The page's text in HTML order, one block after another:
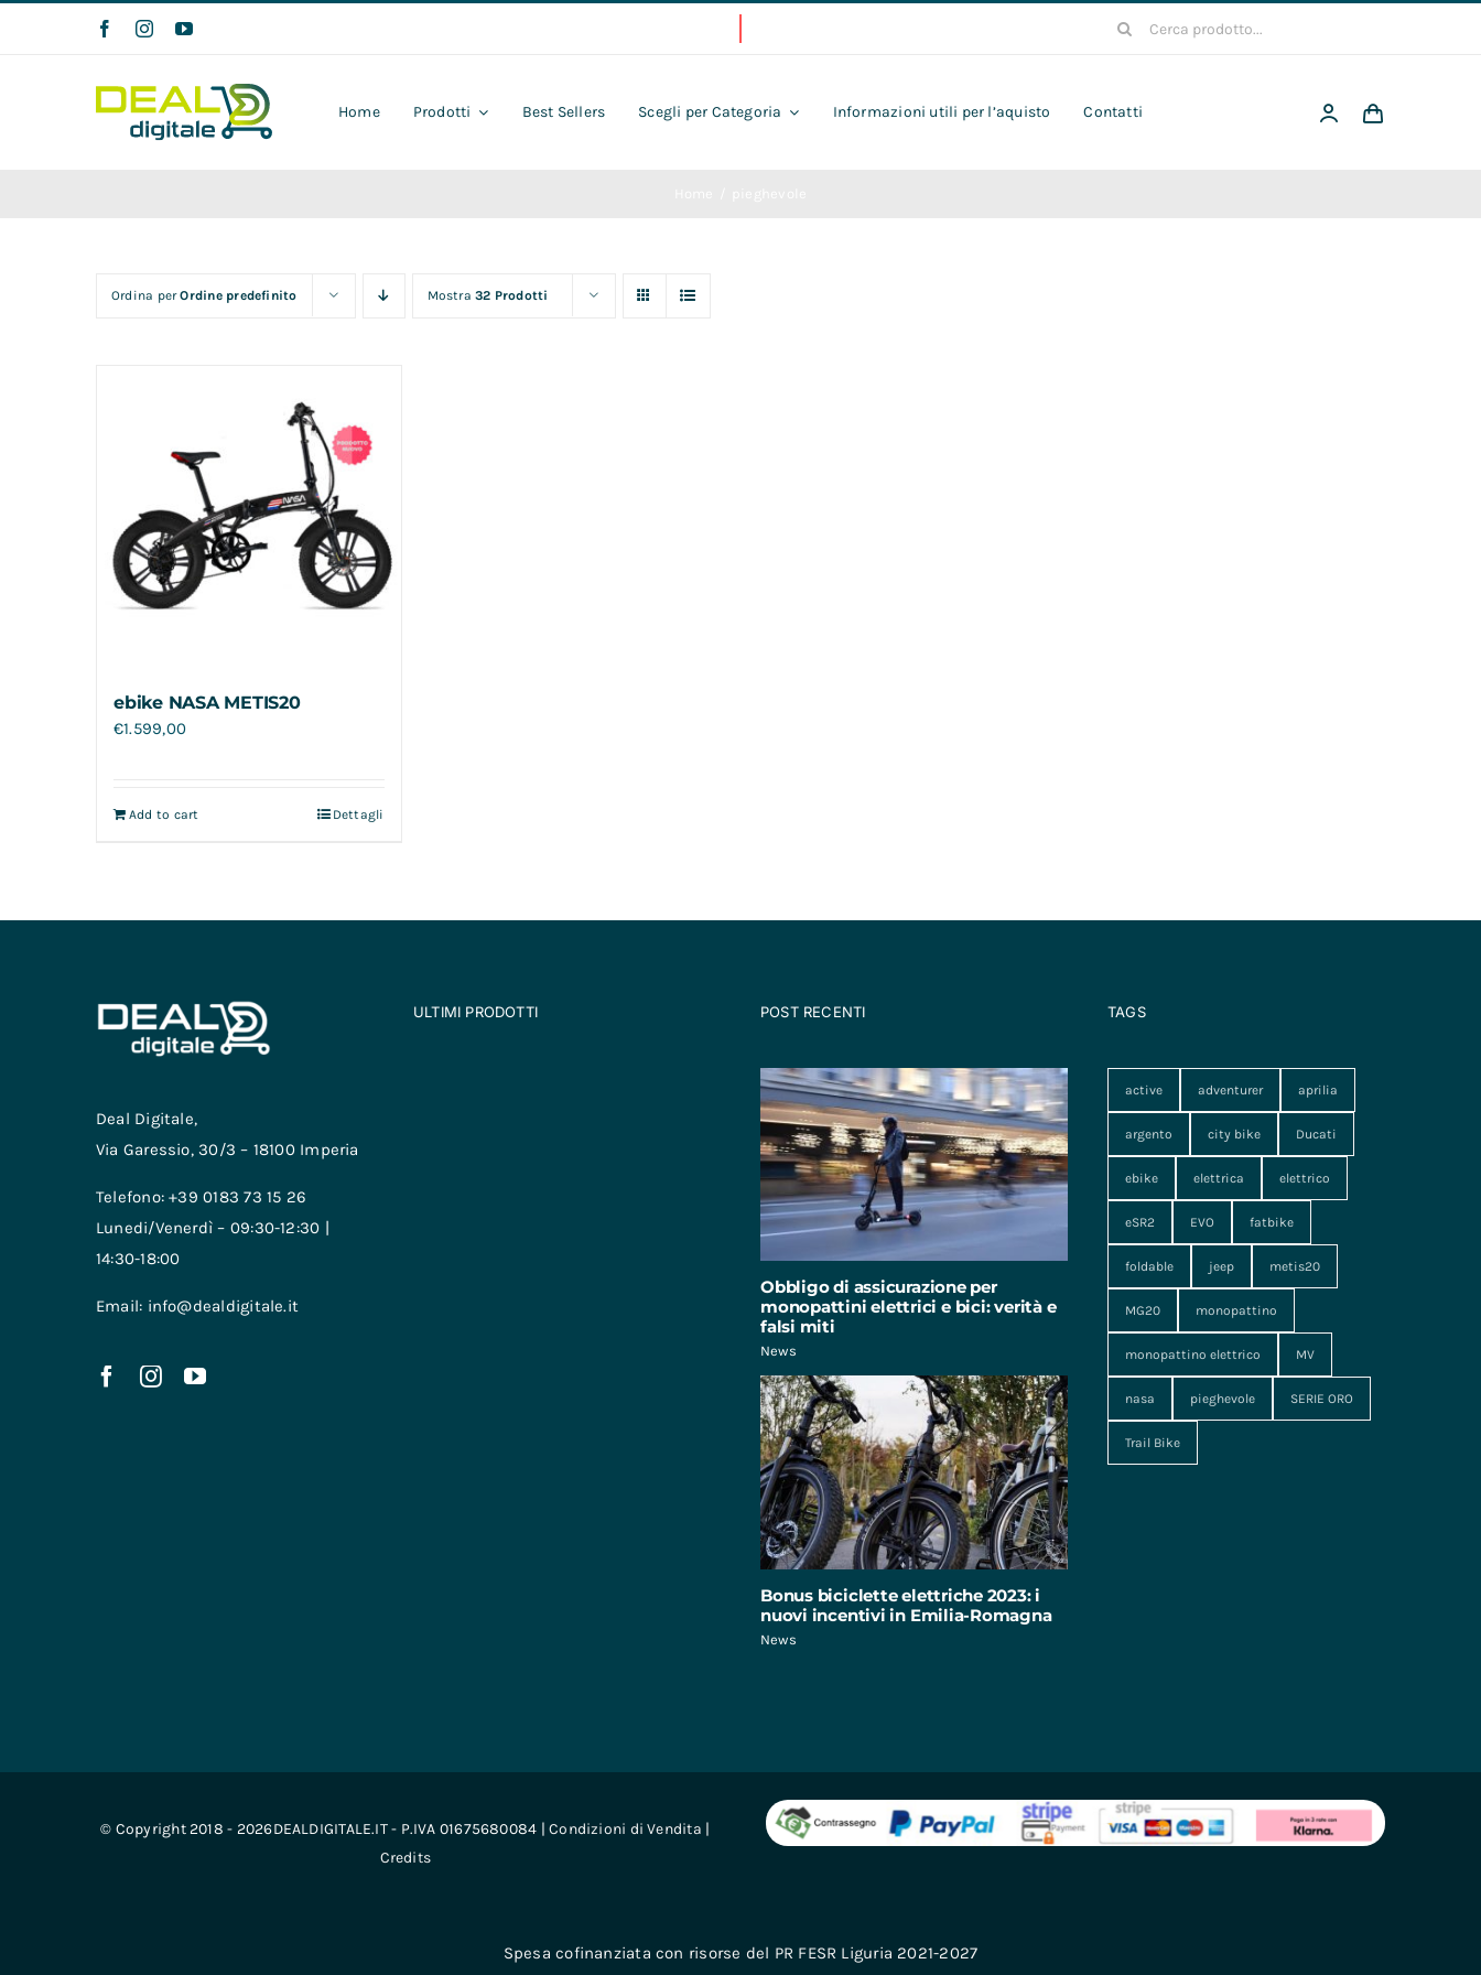
Cerca
Home Prodotti Best Sellers Scegli per Categoria Informazioni utili per l’aquisto Contatti
Ordina perOrdine predefinito Mostra32 Prodotti
ebike NASA METIS20
€1.599,00
Add to cart Dettagli
Deal Digitale,
Via Garessio, 30/3 – 18100 Imperia
Telefono: +39 0183 73 15 26
Lunedi/Venerdì – 09:30-12:30 |
14:30-18:00
Email: info@dealdigitale.it
ULTIMI PRODOTTI POST RECENTI
Obbligo di assicurazione per
monopattini elettrici e bici: verità e
falsi miti
News
Bonus biciclette elettriche 2023: i
nuovi incentivi in Emilia-Romagna
News
TAGS
active adventurer aprilia
argento city bike Ducati
ebike elettrica elettrico
eSR2 EVO fatbike
foldable jeep metis20
MG20 monopattino
monopattino elettrico MV
nasa pieghevole SERIE ORO
Trail Bike
© Copyright 2018 - 2026DEALDIGITALE.IT - P.IVA 01675680084 |Condizioni di Vendita |
Credits
Spesa cofinanziata con risorse del PR FESR Liguria 2021-2027